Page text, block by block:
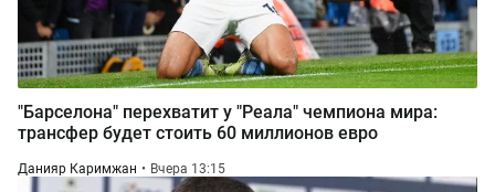
"Барселона" перехватит у "Реала" чемпиона мира:
трансфер будет стоить 60 миллионов евро
Данияр Каримжан Вчера 13:15